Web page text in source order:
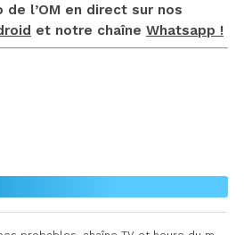
de l’OM en direct sur nos
et notre chaîne Whatsapp !